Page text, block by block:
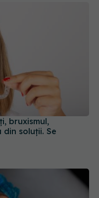
soluții. Se